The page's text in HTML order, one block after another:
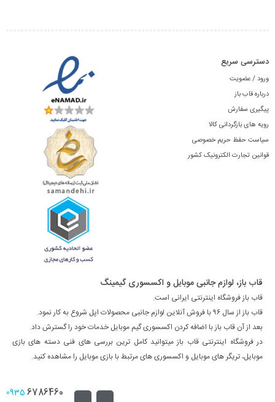
دسترسی سریع
ورود / عضویت
درباره قاب باز
پیگیری سفارش
رویه های بازگردانی کالا
سیاست حفظ حریم خصوصی
قوانین تجارت الکترونیک کشور
قاب باز، لوازم جانبی موبایل و اکسسوری گیمینگ
قاب باز فروشگاه اینترنتی ایرانی است.
قاب باز از سال ۹۶ با فروش آنلاین لوازم جانبی محصولات اپل شروع به کار نمود.
بعد از آن قاب باز با اضافه کردن اکسسوری گیم موبایل خدمات خود را گسترش داد.
در فروشگاه اینترنتی قاب باز میتوانید کامل ترین بررسی های فنی دسته های بازی
موبایل، تریگر های موبایل و اکسسوری های مرتبط با بازی موبایل را مشاهده کنید.
6786460
0935